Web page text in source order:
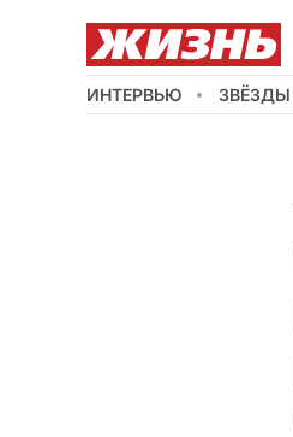
ИНТЕРВЬЮ ЗВЁЗДЫ